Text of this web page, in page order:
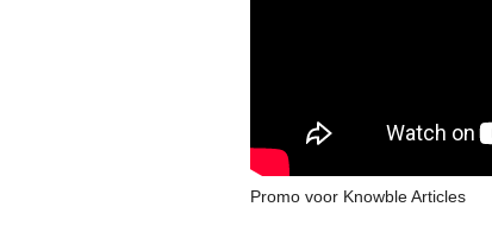
Promo voor Knowble Articles